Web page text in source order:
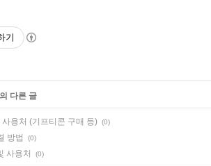
기
다른 글
용처 (기프티콘 구매 등) (0)
방법 (0)
사용처 (0)